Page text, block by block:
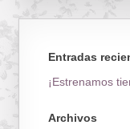
Entradas
¡Estrenamos
Archivos